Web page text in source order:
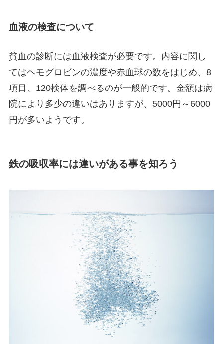
血液の検査について
貧血の診断には血液検査が必要です。内容に関し
てはヘモグロビンの濃度や赤血球の数をはじめ、8
項目、120検体を調べるのが一般的です。金額は病
院により多少の違いはありますが、5000円～6000
円が多いようです。
鉄の吸収率には違いがある事を知ろう